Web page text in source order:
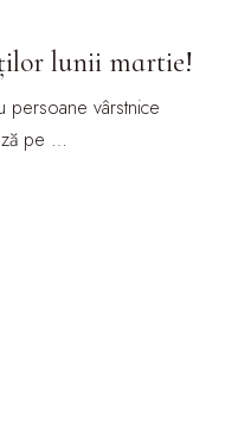
lunii martie!
persoane vârstnice
pe …